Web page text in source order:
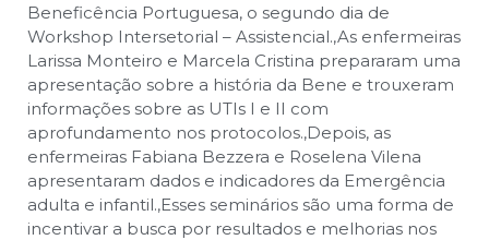
Beneficência Portuguesa, o segundo dia de
Workshop Intersetorial – Assistencial.,As enfermeiras
Larissa Monteiro e Marcela Cristina prepararam uma
apresentação sobre a história da Bene e trouxeram
informações sobre as UTIs I e II com
aprofundamento nos protocolos.,Depois, as
enfermeiras Fabiana Bezzera e Roselena Vilena
apresentaram dados e indicadores da Emergência
adulta e infantil.,Esses seminários são uma forma de
incentivar a busca por resultados e melhorias nos